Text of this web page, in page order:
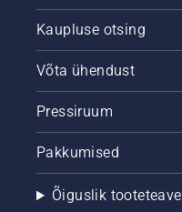
Kaupluse otsing
Võta ühendust
Pressiruum
Pakkumised
Õiguslik tooteteave